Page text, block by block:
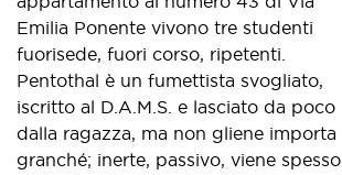
Emilia Ponente vivono tre studenti
fuorisede, fuori corso, ripetenti.
Pentothal è un fumettista svogliato,
iscritto al D.A.M.S. e lasciato da poco
dalla ragazza, ma non gliene importa
granché; inerte, passivo, viene spesso